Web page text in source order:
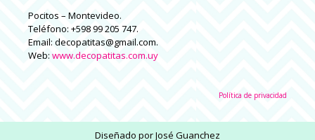
Pocitos – Montevideo.
Teléfono: +598 99 205 747.
Email: decopatitas@gmail.com.
Web: www.decopatitas.com.uy
Política de privacidad
Diseñado porJosé Guanchez